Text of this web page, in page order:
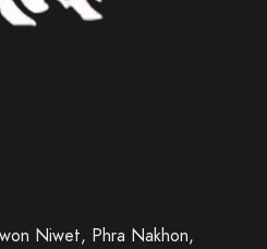
Niwet, Phra Nakhon,